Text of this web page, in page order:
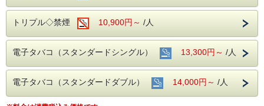
トリプル◇禁煙 10,900円～ /人
電子タバコ（スタンダードシングル） 13,300円～ /人
電子タバコ（スタンダードダブル） 14,000円～ /人